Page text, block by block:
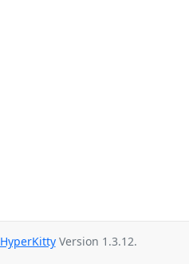
HyperKittyVersion 1.3.12.